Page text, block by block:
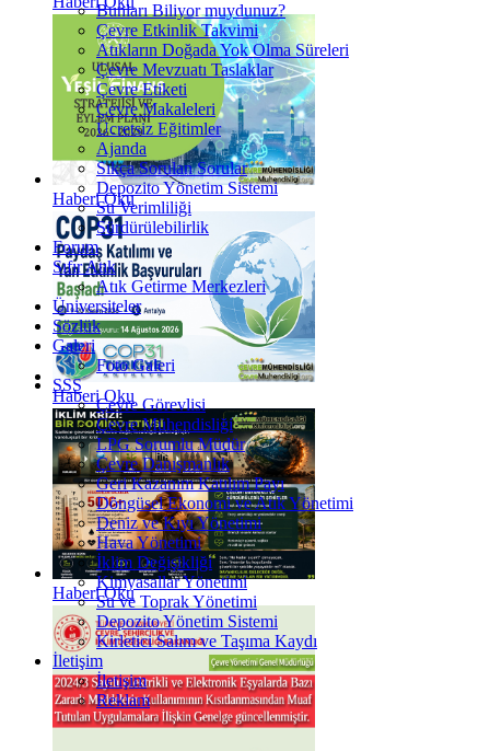
Haberi Oku
Haberi Oku
Haberi Oku
Bunları Biliyor muydunuz?
Çevre Etkinlik Takvimi
Atıkların Doğada Yok Olma Süreleri
Çevre Mevzuatı Taslaklar
Çevre Etiketi
Çevre Makaleleri
Ücretsiz Eğitimler
Ajanda
Sıkça Sorulan Sorular
Depozito Yönetim Sistemi
Su Verimliliği
Sürdürülebilirlik
Forum
Sıfır Atık
Atık Getirme Merkezleri
Üniversiteler
Sözlük
Galeri
Foto Galeri
SSS
Çevre Görevlisi
Çevre Mühendisliği
LPG Sorumlu Müdür
Çevre Danışmanlık
Geri Kazanım Katılım Payı
Döngüsel Ekonomi ve Atık Yönetimi
Deniz ve Kıyı Yönetimi
Hava Yönetimi
İklim Değişikliği
Kimyasallar Yönetimi
Su ve Toprak Yönetimi
Depozito Yönetim Sistemi
Kirletici Salım ve Taşıma Kaydı
İletişim
İletişim
Reklam